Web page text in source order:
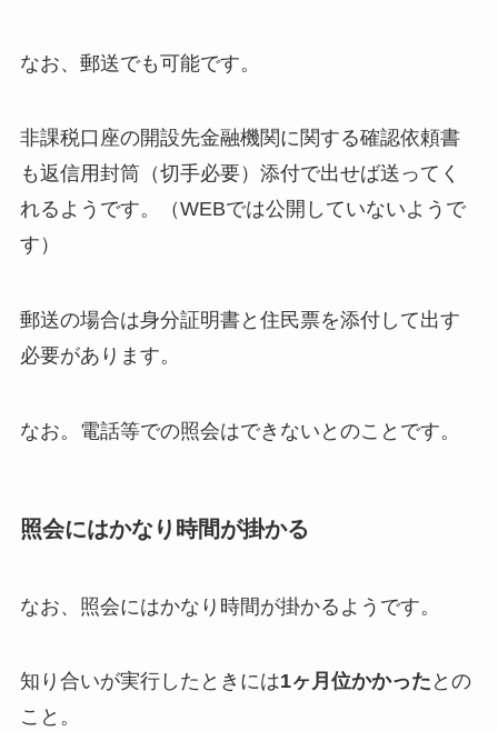
なお、郵送でも可能です。
非課税口座の開設先金融機関に関する確認依頼書
も返信用封筒（切手必要）添付で出せば送ってく
れるようです。（WEBでは公開していないようで
す）
郵送の場合は身分証明書と住民票を添付して出す
必要があります。
なお。電話等での照会はできないとのことです。
照会にはかなり時間が掛かる
なお、照会にはかなり時間が掛かるようです。
知り合いが実行したときには1ヶ月位かかった との
こと。